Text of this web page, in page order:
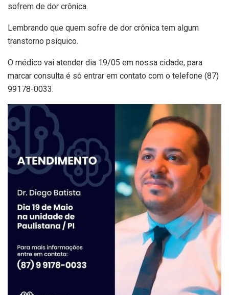
sofrem de dor crônica.
Lembrando que quem sofre de dor crônica tem algum
transtorno psíquico.
O médico vai atender dia 19/05 em nossa cidade, para
marcar consulta é só entrar em contato com o telefone (87)
99178-0033.